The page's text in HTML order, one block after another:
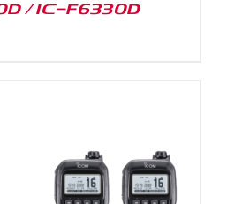
/ IC-F6330D